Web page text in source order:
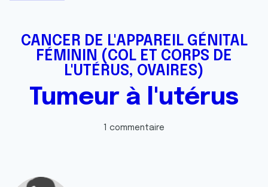
CANCER DE L'APPAREIL GÉNITAL
FÉMININ (COL ET CORPS DE
L'UTÉRUS, OVAIRES)
Tumeur à l'utérus
1 commentaire